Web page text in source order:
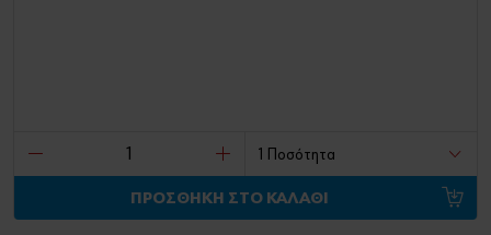
ΠΡΟΣΘΗΚΗ ΣΤΟ ΚΑΛΑΘΙ